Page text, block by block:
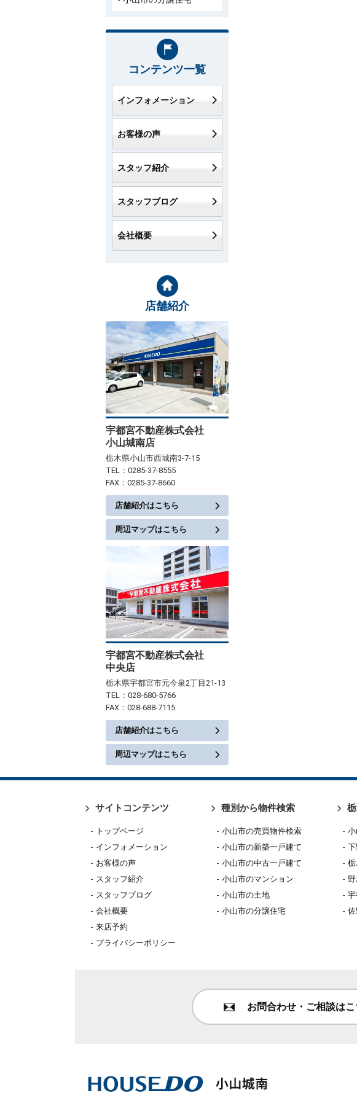
コンテンツ一覧
インフォメーション
お客様の声
スタッフ紹介
スタッフブログ
会社概要
店舗紹介
宇都宮不動産株式会社
小山城南店
栃木県小山市西城南3-7-15
TEL：0285-37-8555
FAX：0285-37-8660
店舗紹介はこちら
周辺マップはこちら
宇都宮不動産株式会社
中央店
栃木県宇都宮市元今泉2丁目21-13
TEL：028-680-5766
FAX：028-688-7115
店舗紹介はこちら
周辺マップはこちら
サイトコンテンツ
トップページ
インフォメーション
お客様の声
スタッフ紹介
スタッフブログ
会社概要
来店予約
プライバシーポリシー
種別から物件検索
小山市の売買物件検索
小山市の新築一戸建て
小山市の中古一戸建て
小山市のマンション
小山市の土地
小山市の分譲住宅
お問合わせ・ご相談はこ